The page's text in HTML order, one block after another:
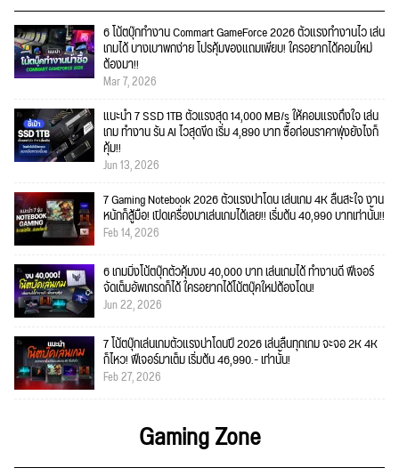
6 โน้ตบุ๊กทำงาน Commart GameForce 2026 ตัวแรงทำงานไว เล่น
เกมได้ บางเบาพกง่าย โปรคุ้มของแถมเพียบ! ใครอยากได้คอมใหม่
ต้องมา!!
Mar 7, 2026
แนะนำ 7 SSD 1TB ตัวแรงสุด 14,000 MB/s ให้คอมแรงถึงใจ เล่น
เกม ทำงาน รัน AI ไวสุดขีด เริ่ม 4,890 บาท ซื้อก่อนราคาพุ่งยังไงก็
คุ้ม!!
Jun 13, 2026
7 Gaming Notebook 2026 ตัวแรงน่าโดน เล่นเกม 4K ลื่นสะใจ งาน
หนักก็สู้มือ! เปิดเครื่องมาเล่นเกมได้เลย!! เริ่มต้น 40,990 บาทเท่านั้น!!
Feb 14, 2026
6 เกมมิ่งโน้ตบุ๊กตัวคุ้มงบ 40,000 บาท เล่นเกมได้ ทำงานดี ฟีเจอร์
จัดเต็มอัพเกรดก็ได้ ใครอยากได้โน้ตบุ๊คใหม่ต้องโดน!
Jun 22, 2026
7 โน้ตบุ๊กเล่นเกมตัวแรงน่าโดนปี 2026 เล่นลื่นทุกเกม จะจอ 2K 4K
ก็ไหว! ฟีเจอร์มาเต็ม เริ่มต้น 46,990.- เท่านั้น!
Feb 27, 2026
Gaming Zone